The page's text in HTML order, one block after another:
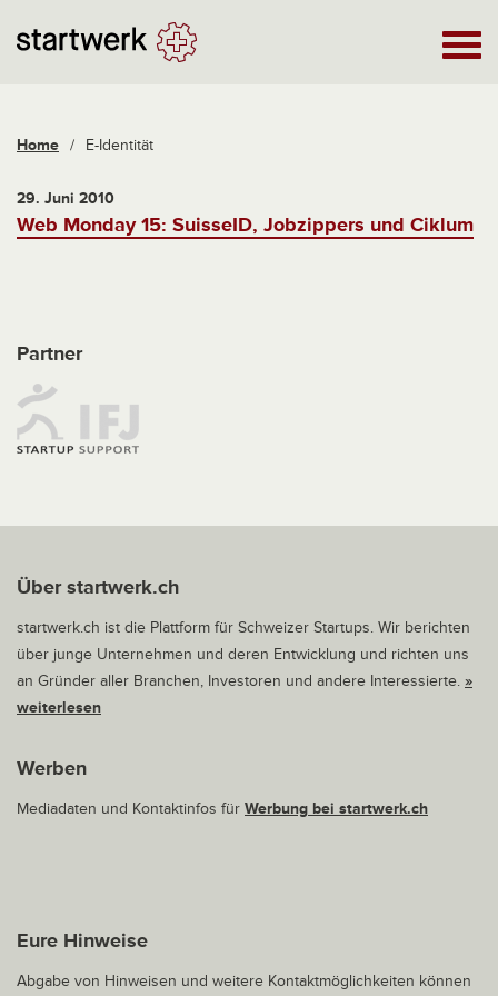
Home / E-Identität
29. Juni 2010
Web Monday 15: SuisseID, Jobzippers und Ciklum
Partner
Über startwerk.ch
startwerk.ch ist die Plattform für Schweizer Startups. Wir berichten
über junge Unternehmen und deren Entwicklung und richten uns
an Gründer aller Branchen, Investoren und andere Interessierte. »
weiterlesen
Werben
Mediadaten und Kontaktinfos für Werbung bei startwerk.ch
Eure Hinweise
Abgabe von Hinweisen und weitere Kontaktmöglichkeiten können